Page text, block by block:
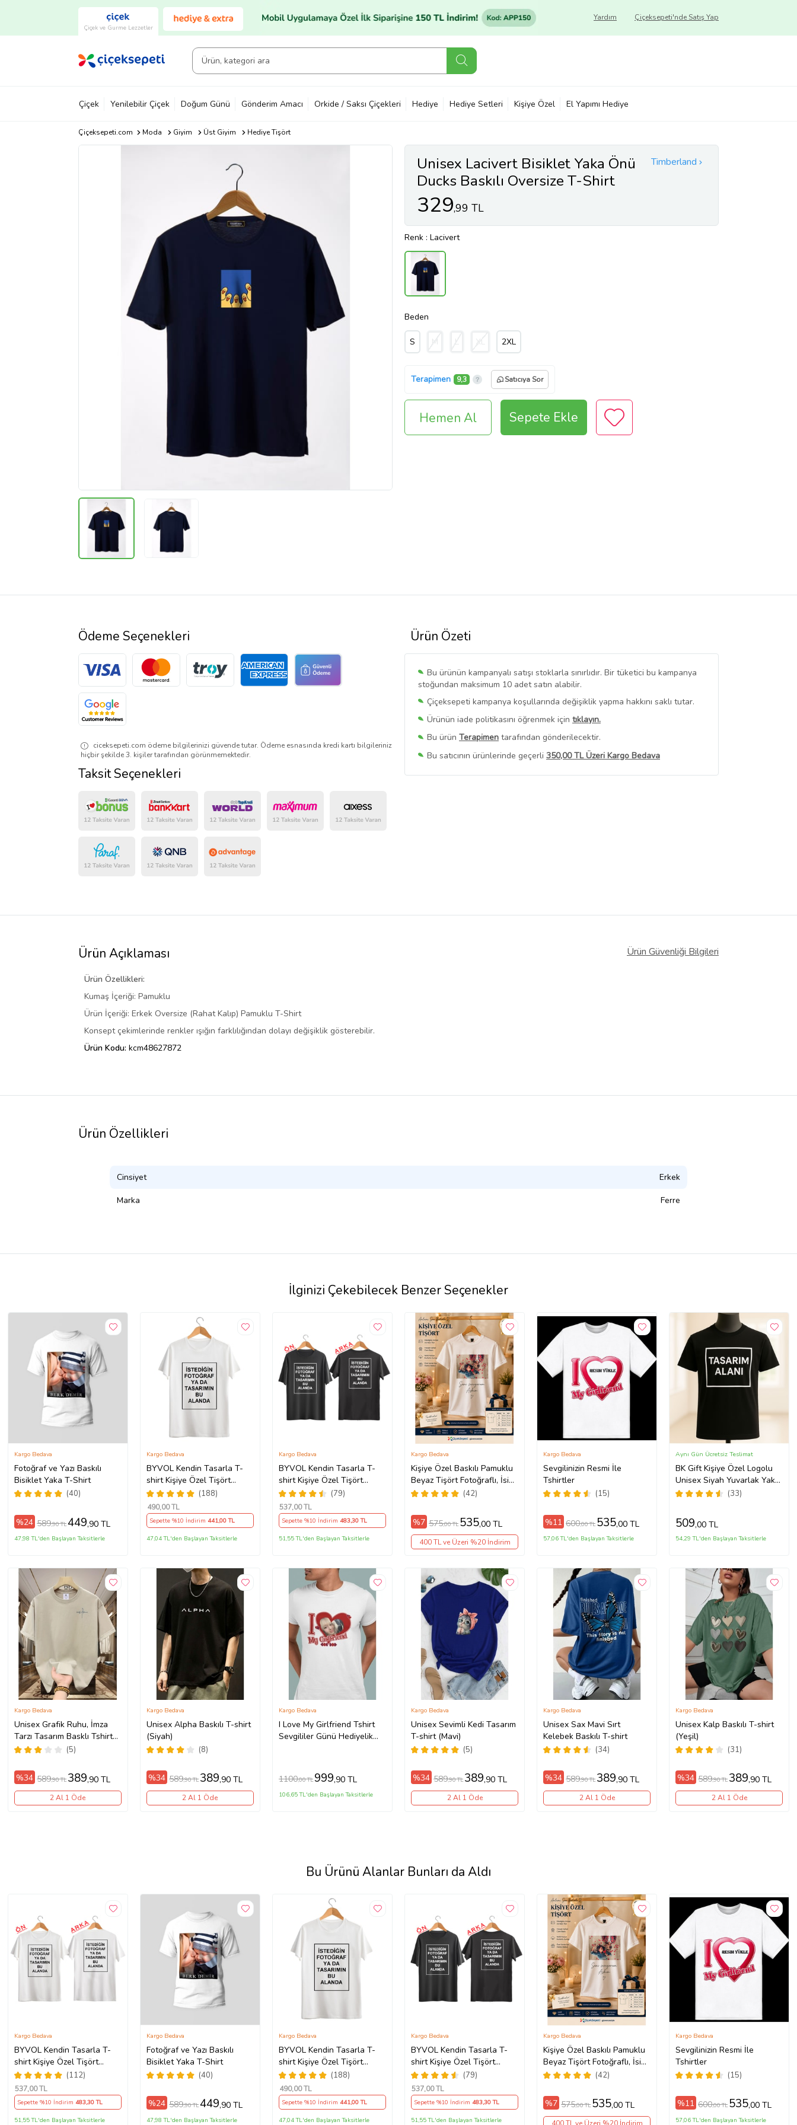
Çiçek ve Gurme Lezzetler
Çiçeksepeti'nde Satış Yap
Yardım
Çiçek Yenilebilir Çiçek Doğum Günü Gönderim Amacı Orkide / Saksı Çiçekleri Hediye Hediye Setleri Kişiye Özel El Yapımı Hediye
Çiçeksepeti.com Moda Giyim Üst Giyim Hediye Tişört
Timberland
Unisex Lacivert Bisiklet Yaka Önü
Ducks Baskılı Oversize T-Shirt
22Y-3400762-66
329,99 TL
Renk : Lacivert
Beden
S M L XL 2XL
Terapimen 9,3 Satıcıya Sor
Hemen Al Sepete Ekle
Ürün Özeti
Bu ürünün kampanyalı satışı stoklarla sınırlıdır. Bir tüketici bu kampanya
stoğundan maksimum 10 adet satın alabilir.
Çiçeksepeti kampanya koşullarında değişiklik yapma hakkını saklı tutar.
Ürünün iade politikasını öğrenmek için tıklayın.
Bu ürün Terapimen tarafından gönderilecektir.
Bu satıcının ürünlerinde geçerli 350,00 TL Üzeri Kargo Bedava
Bu SatıcınınTüm Ürünlerini Görüntüle
Ödeme Seçenekleri
ciceksepeti.com ödeme bilgilerinizi güvende tutar. Ödeme esnasında kredi kartı bilgileriniz
hiçbir şekilde 3. kişiler tarafından görünmemektedir.
Taksit Seçenekleri
Ürün Açıklaması Ürün Güvenliği Bilgileri
Ürün Özellikleri:
Kumaş İçeriği: Pamuklu
Ürün İçeriği: Erkek Oversize (Rahat Kalıp) Pamuklu T-Shirt
Konsept çekimlerinde renkler ışığın farklılığından dolayı değişiklik gösterebilir.
Ürün Kodu: kcm48627872
Ürün Özellikleri
Cinsiyet Erkek
Marka Ferre
İlginizi Çekebilecek Benzer Seçenekler
Fotoğraf ve Yazı Baskılı
Bisiklet Yaka T-Shirt
(40)
Kargo Bedava
%24 589,90 TL449,90 TL
47,98 TL'den Başlayan Taksitlerle
BYVOL Kendin Tasarla T-
shirt Kişiye Özel Tişört
Baskılı Tshirt (Beyaz)
(188)
Kargo Bedava
490,00 TL
Sepette %10 İndirim 441,00 TL
47,04 TL'den Başlayan Taksitlerle
BYVOL Kendin Tasarla T-
shirt Kişiye Özel Tişört
Baskılı Tshirt (ÖN+ARKA
BASKI) (Siyah)
(79)
Kargo Bedava
537,00 TL
Sepette %10 İndirim 483,30 TL
51,55 TL'den Başlayan Taksitlerle
Kişiye Özel Baskılı Pamuklu
Beyaz Tişört Fotoğraflı, İsim
ve Yazı Baskılı Unisex
(42)
Kargo Bedava
%7 575,00 TL 535,00 TL
400 TL ve Üzeri %20 İndirim
Sevgilinizin Resmi İle
Tshirtler
(15)
Kargo Bedava
%11 600,00 TL 535,00 TL
57,06 TL'den Başlayan Taksitlerle
BK Gift Kişiye Özel Logolu
Unisex Siyah Yuvarlak Yaka
Tişört-1, Firma T-shirt,
Hediye
(33)
Aynı Gün Ücretsiz Teslimat
509,00 TL
54,29 TL'den Başlayan Taksitlerle
Unisex Grafik Ruhu, İmza
Tarzı Tasarım Basklı Tshirt
(Bej)
(5)
Kargo Bedava
%34 589,90 TL 389,90 TL
2 Al 1 Öde
Unisex Alpha Baskılı T-shirt
(Siyah)
(8)
Kargo Bedava
%34 589,90 TL 389,90 TL
2 Al 1 Öde
I Love My Girlfriend Tshirt
Sevgililer Günü Hediyelik
Kargo Bedava
1100,00 TL 999,90 TL
106,65 TL'den Başlayan Taksitlerle
Unisex Sevimli Kedi Tasarım
T-shirt (Mavi)
(5)
Kargo Bedava
%34 589,90 TL 389,90 TL
2 Al 1 Öde
Unisex Sax Mavi Sırt
Kelebek Baskılı T-shirt
(34)
Kargo Bedava
%34 589,90 TL 389,90 TL
2 Al 1 Öde
Unisex Kalp Baskılı T-shirt
(Yeşil)
(31)
Kargo Bedava
%34 589,90 TL 389,90 TL
2 Al 1 Öde
Bu Ürünü Alanlar Bunları da Aldı
BYVOL Kendin Tasarla T-
shirt Kişiye Özel Tişört
Baskılı Tshirt (ÖN+ARKA
BASKI) (Beyaz)
(112)
Kargo Bedava
537,00 TL
Sepette %10 İndirim 483,30 TL
51,55 TL'den Başlayan Taksitlerle
Fotoğraf ve Yazı Baskılı
Bisiklet Yaka T-Shirt
(40)
Kargo Bedava
%24 589,90 TL449,90 TL
47,98 TL'den Başlayan Taksitlerle
BYVOL Kendin Tasarla T-
shirt Kişiye Özel Tişört
Baskılı Tshirt (Beyaz)
(188)
Kargo Bedava
490,00 TL
Sepette %10 İndirim 441,00 TL
47,04 TL'den Başlayan Taksitlerle
BYVOL Kendin Tasarla T-
shirt Kişiye Özel Tişört
Baskılı Tshirt (ÖN+ARKA
BASKI) (Siyah)
(79)
Kargo Bedava
537,00 TL
Sepette %10 İndirim 483,30 TL
51,55 TL'den Başlayan Taksitlerle
Kişiye Özel Baskılı Pamuklu
Beyaz Tişört Fotoğraflı, İsim
ve Yazı Baskılı Unisex
(42)
Kargo Bedava
%7 575,00 TL 535,00 TL
Sevgilinizin Resmi İle
Tshirtler
(15)
Kargo Bedava
%11 600,00 TL 535,00 TL
57,06 TL'den Başlayan Taksitlerle